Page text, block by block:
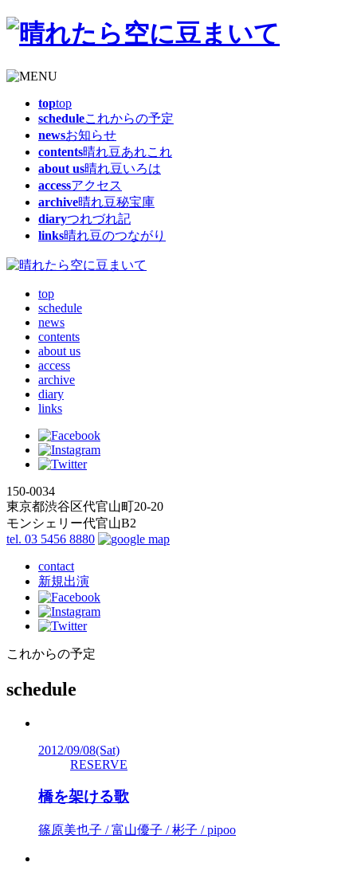
toptop
scheduleこれからの予定
newsお知らせ
contents晴れ豆あれこれ
about us晴れ豆いろは
accessアクセス
archive晴れ豆秘宝庫
diaryつれづれ記
links晴れ豆のつながり
top
schedule
news
contents
about us
access
archive
diary
links
150-0034
東京都渋谷区代官山町20-20
モンシェリー代官山B2
tel. 03 5456 8880
contact
新規出演
これからの予定
schedule
2012/09/08(Sat)
RESERVE
橋を架ける歌
篠原美也子 / 富山優子 / 彬子 / pipoo